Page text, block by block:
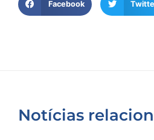
Facebook
Notícias